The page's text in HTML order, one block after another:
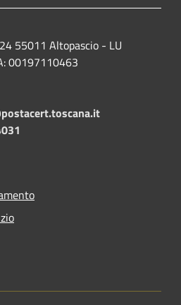
55011 Altopascio - LU
00197110463